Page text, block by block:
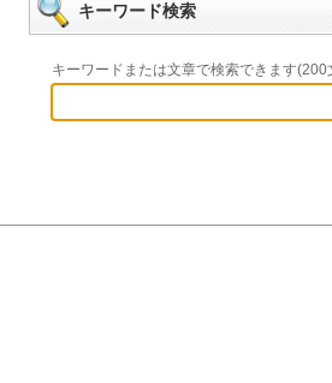
キーワード検索
キーワードまたは文章で検索できます(200